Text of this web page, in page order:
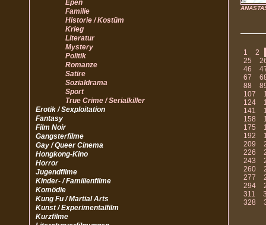
Epen
Familie
Historie / Kostüm
Krieg
Literatur
Mystery
Politik
Romanze
Satire
Sozialdrama
Sport
True Crime / Serialkiller
Erotik / Sexploitation
Fantasy
Film Noir
Gangsterfilme
Gay / Queer Cinema
Hongkong-Kino
Horror
Jugendfilme
Kinder- / Familienfilme
Komödie
Kung Fu / Martial Arts
Kunst / Experimentalfilm
Kurzfilme
1
2
25
46
67
88
107
124
141
158
175
192
209
226
243
260
277
294
311
328